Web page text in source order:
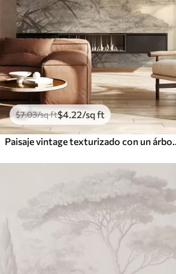
$7.03/sq ft$4 .22/sq ft